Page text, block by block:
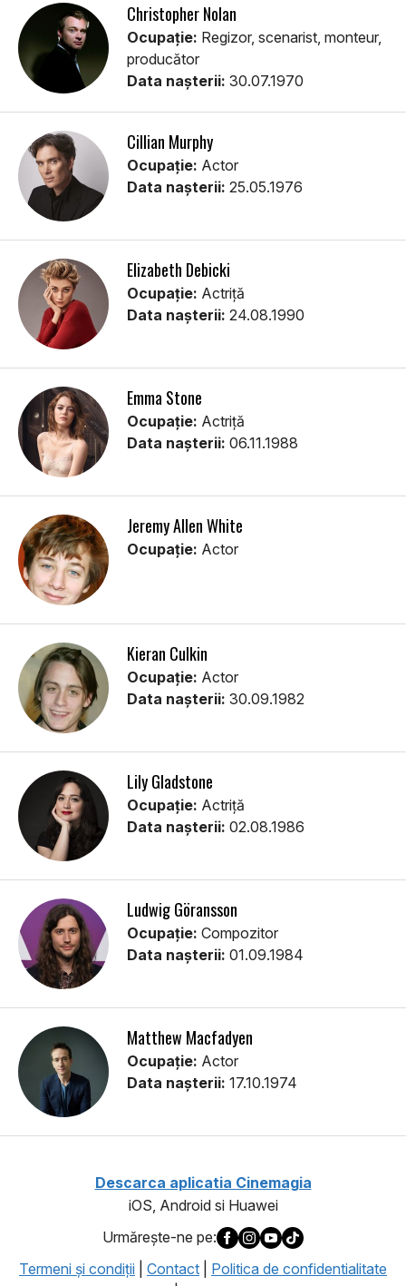
Christopher Nolan
Ocupație: Regizor, scenarist, monteur,
producător
Data nașterii: 30.07.1970
Cillian Murphy
Ocupație: Actor
Data nașterii: 25.05.1976
Elizabeth Debicki
Ocupație: Actriță
Data nașterii: 24.08.1990
Emma Stone
Ocupație: Actriță
Data nașterii: 06.11.1988
Jeremy Allen White
Ocupație: Actor
Kieran Culkin
Ocupație: Actor
Data nașterii: 30.09.1982
Lily Gladstone
Ocupație: Actriță
Data nașterii: 02.08.1986
Ludwig Göransson
Ocupație: Compozitor
Data nașterii: 01.09.1984
Matthew Macfadyen
Ocupație: Actor
Data nașterii: 17.10.1974
Descarca aplicatia Cinemagia
iOS, Android si Huawei
Urmăreşte-ne pe:
Termeni şi condiţii
Contact
Politica de confidentialitate